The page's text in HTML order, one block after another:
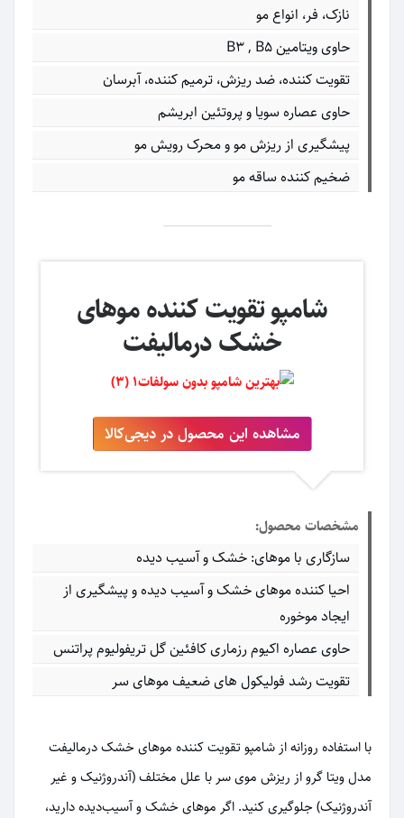
نازک، فر، انواع مو
حاوی ویتامین B3 , B5
تقویت کننده، ضد ریزش، ترمیم کننده، آبرسان
حاوی عصاره سویا و پروتئین ابریشم
پیشگیری از ریزش مو و محرک رویش مو
ضخیم کننده ساقه مو
شامپو تقویت کننده موهای
خشک درمالیفت
مشاهده این محصول در دیجی‌کالا
مشخصات محصول:
سازگاری با موهای: خشک و آسیب دیده
احیا کننده موهای خشک و آسیب دیده و پیشگیری از
ایجاد موخوره
حاوی عصاره اکیوم رزماری کافئین گل تریفولیوم پراتنس
تقویت رشد فولیکول های ضعیف موهای سر
با استفاده روزانه از شامپو تقویت کننده موهای خشک درمالیفت
مدل ویتا گرو از ریزش موی سر با علل مختلف (آندروژنیک و غیر
آندروژنیک) جلوگیری کنید. اگر موهای خشک و آسیب‌دیده دارید،